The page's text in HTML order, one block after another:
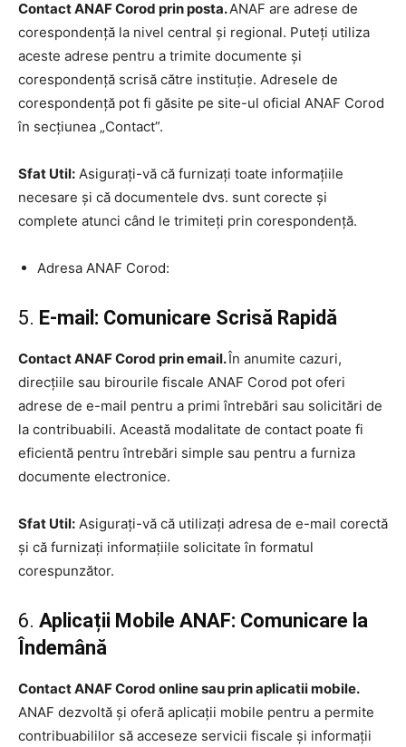
Contact ANAF Corod prin posta.ANAF are adrese de
corespondență la nivel central și regional. Puteți utiliza
aceste adrese pentru a trimite documente și
corespondență scrisă către instituție. Adresele de
corespondență pot fi găsite pe site-ul oficial ANAF Corod
în secțiunea „Contact”.
Sfat Util: Asigurați-vă că furnizați toate informațiile
necesare și că documentele dvs. sunt corecte și
complete atunci când le trimiteți prin corespondență.
Adresa ANAF Corod:
5. E-mail: Comunicare Scrisă Rapidă
Contact ANAF Corod prin email.În anumite cazuri,
direcțiile sau birourile fiscale ANAF Corod pot oferi
adrese de e-mail pentru a primi întrebări sau solicitări de
la contribuabili. Această modalitate de contact poate fi
eficientă pentru întrebări simple sau pentru a furniza
documente electronice.
Sfat Util: Asigurați-vă că utilizați adresa de e-mail corectă
și că furnizați informațiile solicitate în formatul
corespunzător.
6. Aplicații Mobile ANAF: Comunicare la
Îndemână
Contact ANAF Corod online sau prin aplicatii mobile.
ANAF dezvoltă și oferă aplicații mobile pentru a permite
contribuabililor să acceseze servicii fiscale și informații